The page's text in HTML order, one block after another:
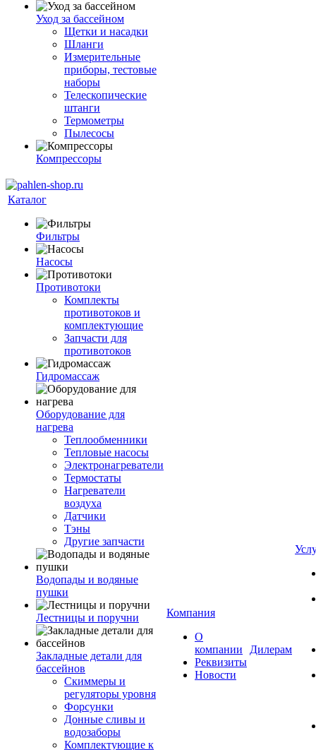
Уход за бассейном
Щетки и насадки
Шланги
Измерительные
приборы, тестовые
наборы
Телескопические
штанги
Термометры
Пылесосы
Компрессоры
Каталог
Фильтры
Насосы
Противотоки
Комплекты
противотоков и
комплектующие
Запчасти для
противотоков
Гидромассаж
Оборудование для
нагрева
Теплообменники
Тепловые насосы
Электронагреватели
Термостаты
Нагреватели
воздуха
Датчики
Тэны
Другие запчасти
Водопады и водяные
пушки
Лестницы и поручни
Закладные детали для
бассейнов
Скиммеры и
регуляторы уровня
Форсунки
Донные сливы и
водозаборы
Комплектующие к
Компания
О
компании
Реквизиты
Новости
Дилерам